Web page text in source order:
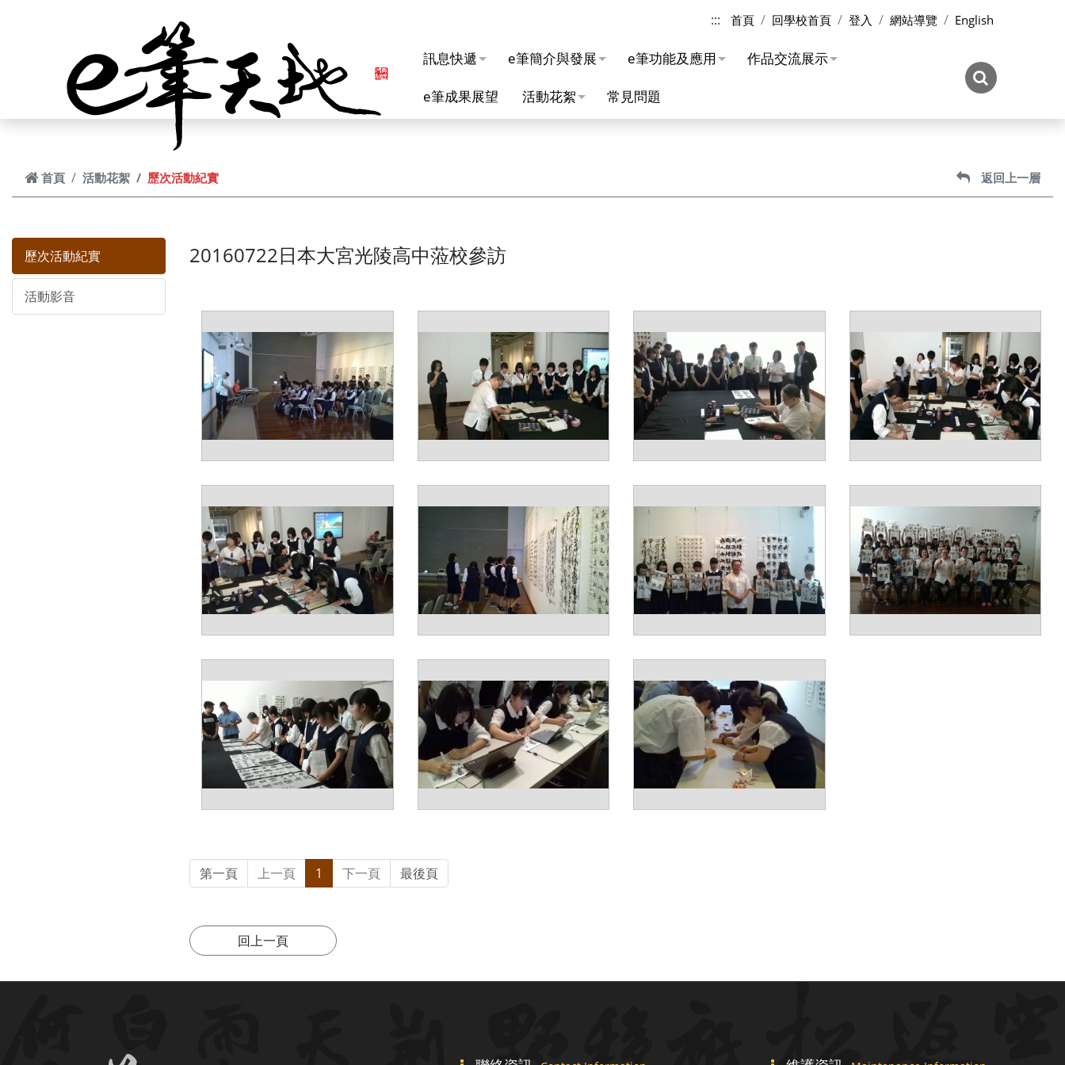
::: 首頁 回學校首頁 登入 網站導覽 English
訊息快遞 e筆簡介與發展 e筆功能及應用 作品交流展示
e筆成果展望 活動花絮 常見問題
首頁 活動花絮 歷次活動紀實 返回上一層
歷次活動紀實
活動影音
20160722日本大宮光陵高中蒞校參訪
第一頁 上一頁 1 下一頁 最後頁